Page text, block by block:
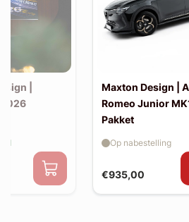
|
Maxton Design |
Romeo Junior MK1
Pakket
€935,00
Op nabestelling